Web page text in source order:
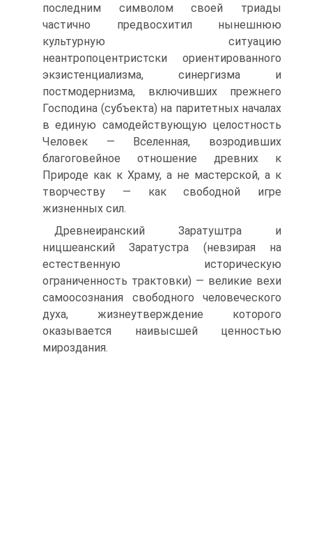
последним символом своей триады
частично предвосхитил нынешнюю
культурную ситуацию
неантропоцентристски ориентированного
экзистенциализма, синергизма и
постмодернизма, включивших прежнего
Господина (субъекта) на паритетных началах
в единую самодействующую целостность
Человек — Вселенная, возродивших
благоговейное отношение древних к
Природе как к Храму, а не мастерской, а к
творчеству — как свободной игре
жизненных сил.
Древнеиранский Заратуштра и
ницшеанский Заратустра (невзирая на
естественную историческую
ограниченность трактовки) — великие вехи
самоосознания свободного человеческого
духа, жизнеутверждение которого
оказывается наивысшей ценностью
мироздания.